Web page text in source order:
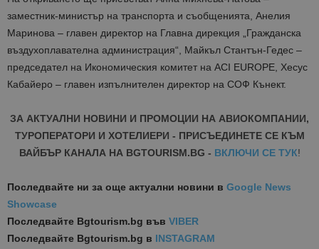
заместник-министър на транспорта и съобщенията, Анелия
Маринова – главен директор на Главна дирекция „Гражданска
въздухоплавателна администрация“, Майкъл Стантън-Гедес –
председател на Икономическия комитет на ACI EUROPE, Хесус
Кабайеро – главен изпълнителен директор на СОФ Кънект.
ЗА АКТУАЛНИ НОВИНИ И ПРОМОЦИИ НА АВИОКОМПАНИИ,
ТУРОПЕРАТОРИ И ХОТЕЛИЕРИ - ПРИСЪЕДИНЕТЕ СЕ КЪМ
ВАЙБЪР КАНАЛА НА BGTOURISM.BG - ВКЛЮЧИ СЕ ТУК!
Последвайте ни за още актуални новини в Google News
Showcase
Последвайте Bgtourism.bg във VIBER
Последвайте Bgtourism.bg в INSTAGRAM